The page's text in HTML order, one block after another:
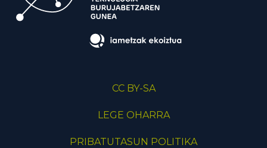
CC BY-SA
LEGE OHARRA
PRIBATUTASUN POLITIKA